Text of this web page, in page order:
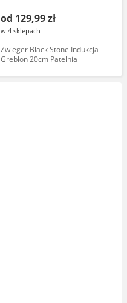
od 129,99 zł
w 4 sklepach
Zwieger Black Stone Indukcja
Greblon 20cm Patelnia